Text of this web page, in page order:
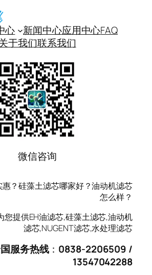
心 新闻中心应用中心FAQ
于我们联系我们
微信咨询
惠？硅藻土滤芯哪家好？油动机滤芯
怎么样？
您提供EH油滤芯,硅藻土滤芯,油动机
滤芯,NUGENT滤芯,水处理滤芯
服务热线： 0838-2206509 /
13547042288